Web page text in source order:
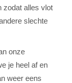
zodat alles vlot
slechte
onze
je heel af en
weer eens